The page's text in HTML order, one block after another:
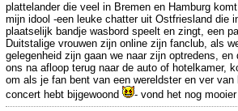
plattelander die veel in Bremen en Hamburg komt
mijn idool -een leuke chatter uit Ostfriesland die
plaatselijk bandje wasbord speelt en zingt, een
Duitstalige vrouwen zijn online zijn fanclub, als
gelegenheid zijn gaan we naar zijn optredens, en
ons na afloop terug naar de auto of hotelkamer,
om als je fan bent van een wereldster en ver van
concert hebt bijgewoond
- vond het nog